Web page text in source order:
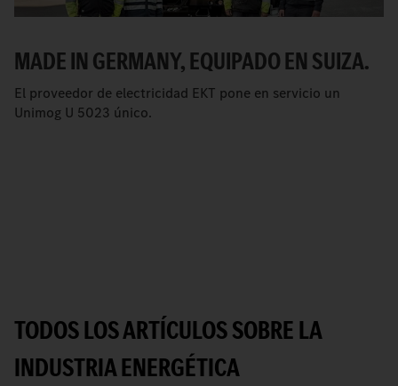
MADE IN GERMANY, EQUIPADO EN SUIZA.
El proveedor de electricidad EKT pone en servicio un
Unimog U 5023 único.
TODOS LOS ARTÍCULOS SOBRE LA
INDUSTRIA ENERGÉTICA